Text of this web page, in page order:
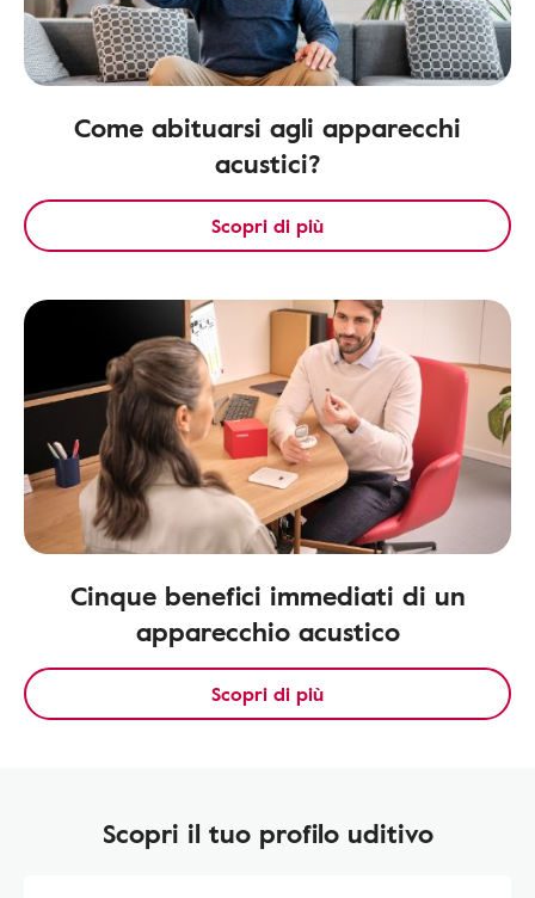
Come abituarsi agli apparecchi
acustici?
Scopri di più
Cinque benefici immediati di un
apparecchio acustico
Scopri di più
Scopri il tuo profilo uditivo